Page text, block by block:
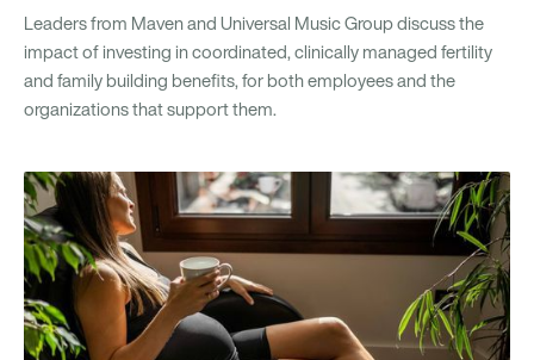
Leaders from Maven and Universal Music Group discuss the
impact of investing in coordinated, clinically managed fertility
and family building benefits, for both employees and the
organizations that support them.